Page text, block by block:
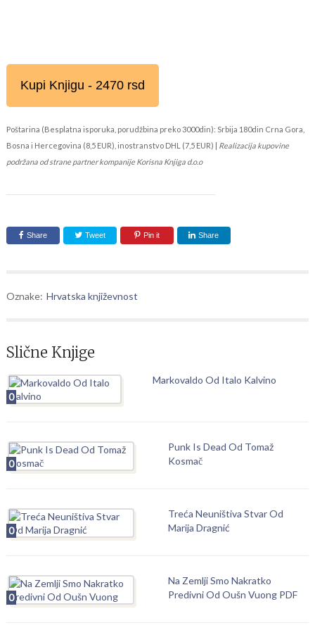
Kupi Knjigu - 2470 rsd
Poštarina (Besplatna isporuka, porudžbina preko 3000din): Srbija 180din Crna Gora,
Bosna i Hercegovina (8,5 EUR), inostranstvo DHL (7,5 EUR) | Realizacija kupovine
podržana od strane partner kompanije Korisna Knjiga d.o.o
Share Tweet Pin it Share
Oznake: Hrvatska književnost
Slične Knjige
0
Markovaldo Od Italo Kalvino
0
Punk Is Dead Od Tomaž
Kosmač
0
Treća Neuništiva Stvar Od
Marija Dragnić
0
Na Zemlji Smo Nakratko
Predivni Od Oušn Vuong PDF